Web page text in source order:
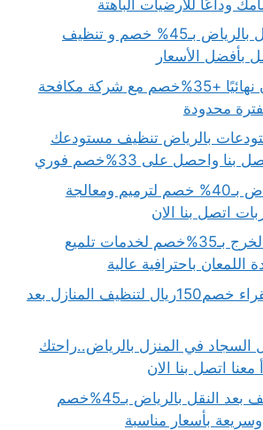
وداعًا للأرضيات الباهتة
شركة غسيل منازل بالرياض بـ45% خصم و تنظيف
بأفضل الأسعار
تخلص من الفئران نهائيًا +35%خصم مع شركة مكافحة
محدودة
بالرياض تنظيف مستودعك
مقاول ترميم الرياض بـ40% خصم لترميم ومعالجة
اتصل بنا الان
شركة جلي بلاط الخرج بـ35%خصم لخدمات تلميع
اللمعان باحترافية عالية
شركة تنظيف بشقراء خصم150ريال لتنظيف المنازل بعد
في المنزل بالرياض..راحتك
اتصل بنا الان
أفضل شركة تنظيف بعد النقل بالرياض بـ45%خصم
بأسعار مناسبة